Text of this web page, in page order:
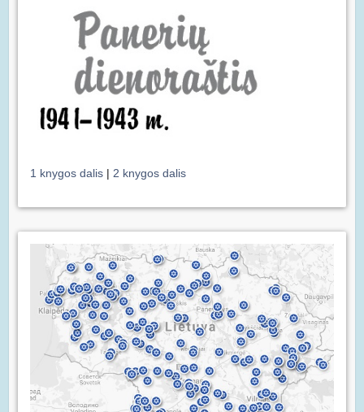
1 knygos dalis | 2 knygos dalis